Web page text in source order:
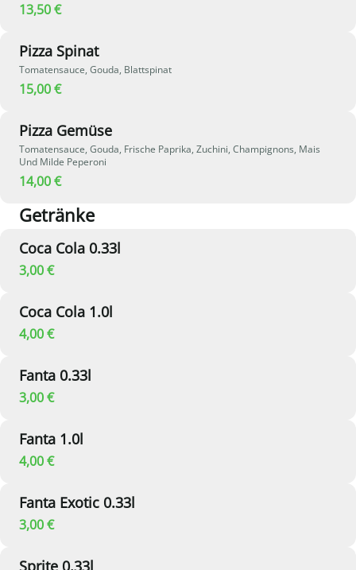
13,50 €
Pizza Spinat
Tomatensauce, Gouda, Blattspinat
15,00 €
Pizza Gemüse
Tomatensauce, Gouda, Frische Paprika, Zuchini, Champignons, Mais
Und Milde Peperoni
14,00 €
Getränke
Coca Cola 0.33l
3,00 €
Coca Cola 1.0l
4,00 €
Fanta 0.33l
3,00 €
Fanta 1.0l
4,00 €
Fanta Exotic 0.33l
3,00 €
Sprite 0.33l